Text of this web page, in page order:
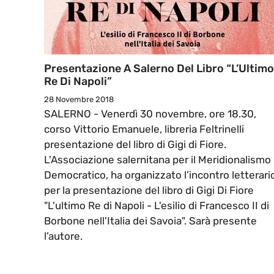
Presentazione A Salerno Del Libro “L’Ultimo
Re Di Napoli”
28 Novembre 2018
SALERNO - Venerdì 30 novembre, ore 18.30,
corso Vittorio Emanuele, libreria Feltrinelli
presentazione del libro di Gigi di Fiore.
L'Associazione salernitana per il Meridionalismo
Democratico, ha organizzato l’incontro
per la presentazione del libro di Gigi Di Fiore
"L'ultimo Re di Napoli - L'esilio di Francesco II di
Borbone nell'Italia dei Savoia". Sarà presente
l’autore.